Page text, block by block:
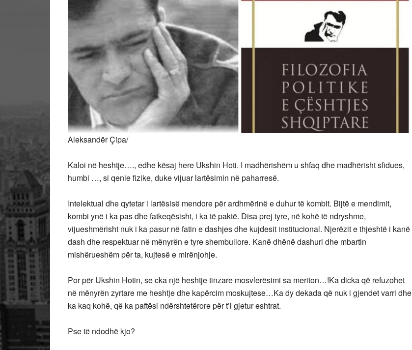
Aleksandër Çipa/
Kaloi në heshtje…., edhe kësaj here Ukshin Hoti. I madhërishëm u shfaq dhe madhërisht sfidues,
humbi …, si qenie fizike, duke vijuar lartësimin në paharresë.
Intelektual dhe qytetar i lartësisë mendore për ardhmërinë e duhur të kombit. Bijtë e mendimit,
kombi ynë i ka pas dhe fatkeqësisht, i ka të paktë. Disa prej tyre, në kohë të ndryshme,
vijueshmërisht nuk i ka pasur në fatin e dashjes dhe kujdesit institucional. Njerëzit e thjeshtë i kanë
dash dhe respektuar në mënyrën e tyre shembullore. Kanë dhënë dashuri dhe mbartin
mishërueshëm për ta, kujtesë e mirënjohje.
Por për Ukshin Hotin, se cka një heshtje tinzare mosvlerësimi sa meriton…!Ka dicka që refuzohet
në mënyrën zyrtare me heshtje dhe kapërcim moskujtese…Ka dy dekada që nuk i gjendet varri dhe
ka kaq kohë, që ka paftësi ndërshtetërore për t’i gjetur eshtrat.
Pse të ndodhë kjo?